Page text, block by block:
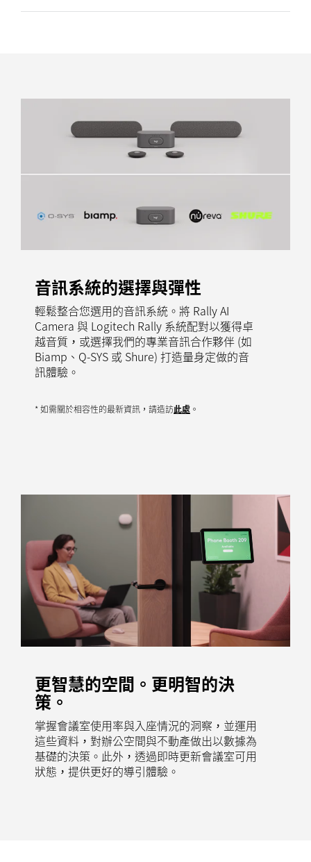
音訊系統的選擇與彈性
輕鬆整合您選用的音訊系統。將 Rally AI
Camera 與 Logitech Rally 系統配對以獲得卓
越音質，或選擇我們的專業音訊合作夥伴 (如
Biamp、Q-SYS 或 Shure) 打造量身定做的音
訊體驗。
* 如需關於相容性的最新資訊，請造訪此處 。
更智慧的空間。更明智的決
策。
掌握會議室使用率與入座情況的洞察，並運用
這些資料，對辦公空間與不動產做出以數據為
基礎的決策。此外，透過即時更新會議室可用
狀態，提供更好的導引體驗。